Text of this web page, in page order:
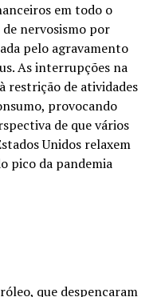
em todo o
nervosismo por
pelo agravamento
As interrupções na
restrição de atividades
provocando
de que vários
Unidos relaxem
pico da pandemia
que despencaram